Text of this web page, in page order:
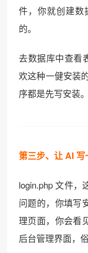
件，你就创建数
的。
去数据库中查看
欢这种一健安装
序都是先写安装。
第三步、让 AI 写
login.php 文件，
问题的，你填写
理页面，你会看
后台管理界面，